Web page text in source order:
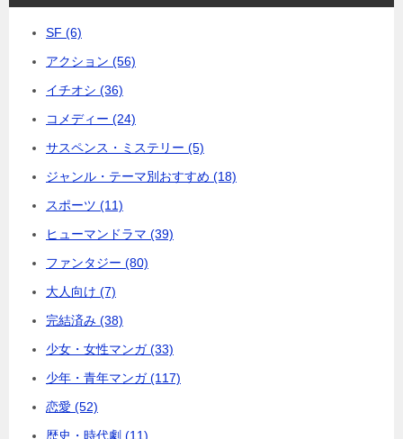
SF (6)
アクション (56)
イチオシ (36)
コメディー (24)
サスペンス・ミステリー (5)
ジャンル・テーマ別おすすめ (18)
スポーツ (11)
ヒューマンドラマ (39)
ファンタジー (80)
大人向け (7)
完結済み (38)
少女・女性マンガ (33)
少年・青年マンガ (117)
恋愛 (52)
歴史・時代劇 (11)